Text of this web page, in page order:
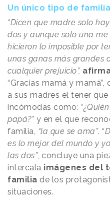
Un único tipo de
“Dicen que madre solo
dos y aunque solo una
hicieron lo imposible por
unas ganas más grandes
cualquier prejuicio”,
“Gracias mamá y
a sus madres el tener
incómodas como:
papá?”y en el que
familia, “la que se ama”. “
es lo mejor del mundo y
las dos”, concluye una
intercala imágenes del
familia de los
situaciones.